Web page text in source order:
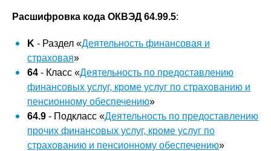
Расшифровка кода ОКВЭД 64.99.5:
K - Раздел «Деятельность финансовая и
страховая»
64 - Класс «Деятельность по предоставлению
финансовых услуг, кроме услуг по страхованию и
пенсионному обеспечению»
64.9 - Подкласс «Деятельность по предоставлению
прочих финансовых услуг, кроме услуг по
страхованию и пенсионному обеспечению»